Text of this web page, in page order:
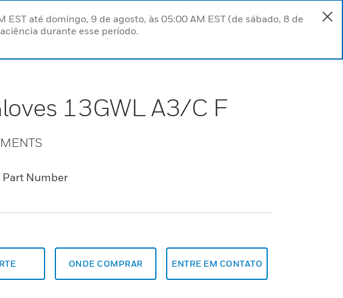
até domingo, 9 de agosto, às 05:00 AM EST (de sábado, 8 de
durante esse período.
13GWL A3/C F
Part Number
ONDE COMPRAR ENTRE EM CONTATO